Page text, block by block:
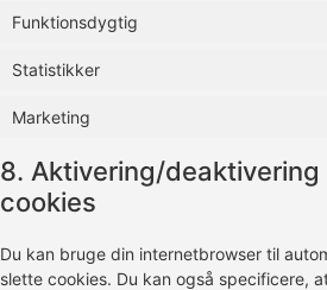
Funktionsdygtig
Statistikker
Marketing
8. Aktivering/
cookies
Du kan bruge din internetbrowser til
slette cookies. Du kan også specificere,